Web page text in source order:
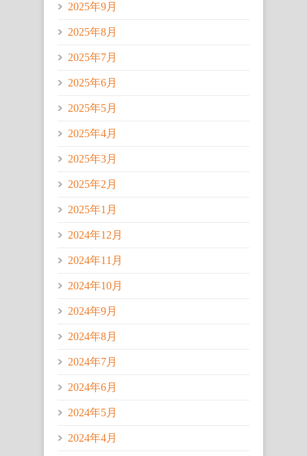
2025年9月
2025年8月
2025年7月
2025年6月
2025年5月
2025年4月
2025年3月
2025年2月
2025年1月
2024年12月
2024年11月
2024年10月
2024年9月
2024年8月
2024年7月
2024年6月
2024年5月
2024年4月